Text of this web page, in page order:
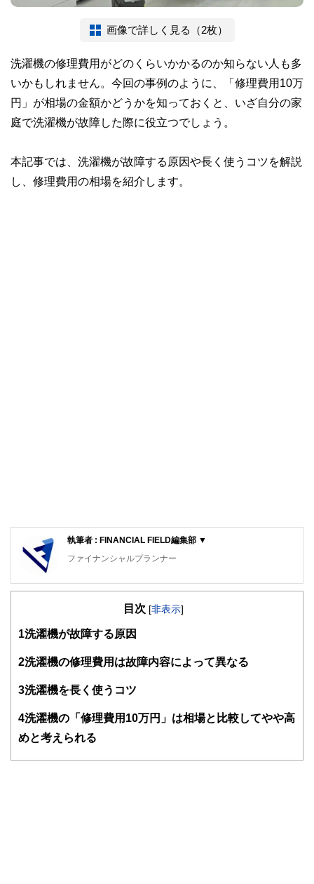
画像で詳しく見る（2枚）
洗濯機の修理費用がどのくらいかかるのか知らない人も多
いかもしれません。今回の事例のように、「修理費用10万
円」が相場の金額かどうかを知っておくと、いざ自分の家
庭で洗濯機が故障した際に役立つでしょう。
本記事では、洗濯機が故障する原因や長く使うコツを解説
し、修理費用の相場を紹介します。
執筆者 : FINANCIAL FIELD編集部 ▼
ファイナンシャルプランナー
FinancialField編集部は、金融、経済に関する記事を、日々
知識がない方でも理解できるようわかりやすく発信していま
得者を中心に「お金や暮らし」に関する書籍・雑誌の編集経
験者で構成され、企画立案から記事掲載まですべての工程に
護士、税理士、宅地建物取引士、相続診断士、住宅ローンア
ドバイザー、DCプランナー、公認会計士、社会保険労務
士、行政書士、投資アナリスト、キャリアコンサルタントな
目次 [非表示]
1 洗濯機が故障する原因
2洗濯機の修理費用は故障内容によって異なる
3洗濯機を長く使うコツ
4洗濯機の「修理費用10万円」は相場と比較してやや高
めと考えられる